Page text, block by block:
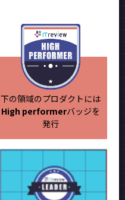
下の領域のプロダクトには
High performerバッジを
発行